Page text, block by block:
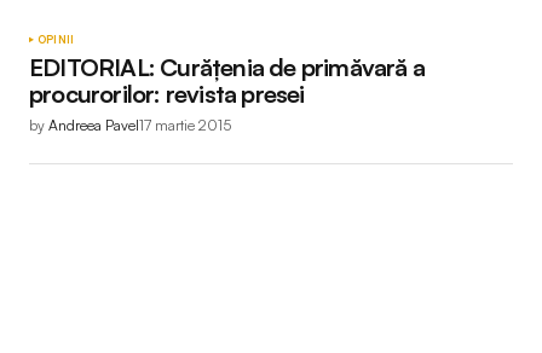
OPINII
EDITORIAL: Curăţenia de primăvară a
procurorilor: revista presei
by Andreea Pavel17 martie 2015